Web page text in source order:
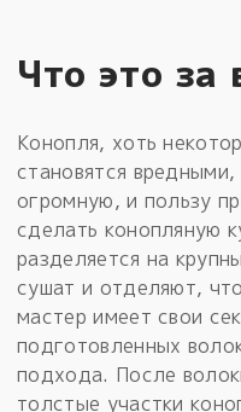
Что это за
Конопля, хоть
становятся
огромную, и пользу
сделать конопляную
разделяется на
сушат и отделяют,
мастер имеет свои
подготовленных
подхода. После
толстые участки